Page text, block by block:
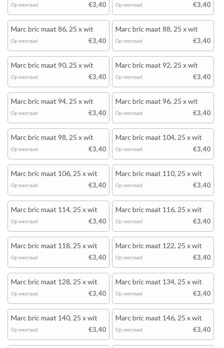
€3,40
Op voorraad €3,40
Op voorraad
Marc bric maat 86, 25 x wit
€3,40
Op voorraad
Marc bric maat 88, 25 x wit
€3,40
Op voorraad
Marc bric maat 90, 25 x wit
€3,40
Op voorraad
Marc bric maat 92, 25 x wit
€3,40
Op voorraad
Marc bric maat 94, 25 x wit
€3,40
Op voorraad
Marc bric maat 96, 25 x wit
€3,40
Op voorraad
Marc bric maat 98, 25 x wit
€3,40
Op voorraad
Marc bric maat 104, 25 x wit
€3,40
Op voorraad
Marc bric maat 106, 25 x wit
€3,40
Op voorraad
Marc bric maat 110, 25 x wit
€3,40
Op voorraad
Marc bric maat 114, 25 x wit
€3,40
Op voorraad
Marc bric maat 116, 25 x wit
€3,40
Op voorraad
Marc bric maat 118, 25 x wit
€3,40
Op voorraad
Marc bric maat 122, 25 x wit
€3,40
Op voorraad
Marc bric maat 128, 25 x wit
€3,40
Op voorraad
Marc bric maat 134, 25 x wit
€3,40
Op voorraad
Marc bric maat 140, 25 x wit
€3,40
Op voorraad
Marc bric maat 146, 25 x wit
€3,40
Op voorraad